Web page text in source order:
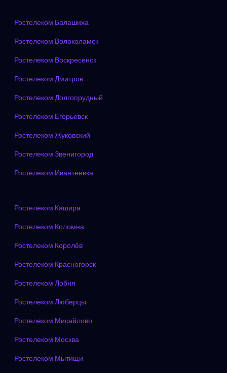
Ростелеком Балашиха
Ростелеком Волоколамск
Ростелеком Воскресенск
Ростелеком Дмитров
Ростелеком Долгопрудный
Ростелеком Егорьевск
Ростелеком Жуковский
Ростелеком Звенигород
Ростелеком Ивантеевка
Ростелеком Кашира
Ростелеком Коломна
Ростелеком Королёв
Ростелеком Красногорск
Ростелеком Лобня
Ростелеком Люберцы
Ростелеком Мисайлово
Ростелеком Москва
Ростелеком Мытищи